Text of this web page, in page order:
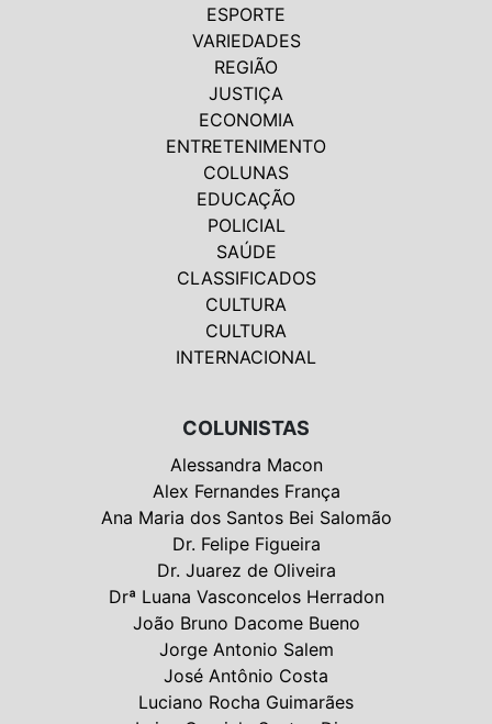
ESPORTE
VARIEDADES
REGIÃO
JUSTIÇA
ECONOMIA
ENTRETENIMENTO
COLUNAS
EDUCAÇÃO
POLICIAL
SAÚDE
CLASSIFICADOS
CULTURA
CULTURA
INTERNACIONAL
COLUNISTAS
Alessandra Macon
Alex Fernandes França
Ana Maria dos Santos Bei Salomão
Dr. Felipe Figueira
Dr. Juarez de Oliveira
Drª Luana Vasconcelos Herradon
João Bruno Dacome Bueno
Jorge Antonio Salem
José Antônio Costa
Luciano Rocha Guimarães